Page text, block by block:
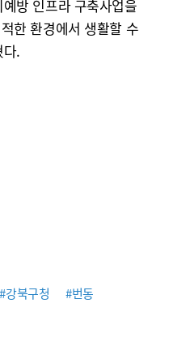
방 인프라 구축사업을
한 환경에서 생활할 수
.
#강북구청
#번동